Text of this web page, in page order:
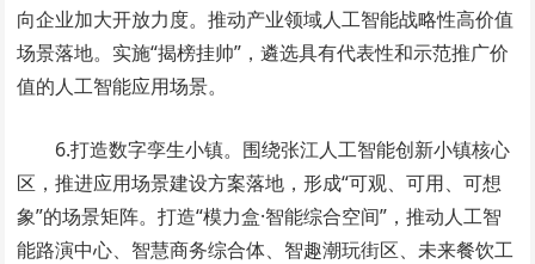
向企业加大开放力度。推动产业领域人工智能战略性高价值
场景落地。实施“揭榜挂帅”，遴选具有代表性和示范推广价
值的人工智能应用场景。
6.打造数字孪生小镇。围绕张江人工智能创新小镇核心
区，推进应用场景建设方案落地，形成“可观、可用、可想
象”的场景矩阵。打造“模力盒·智能综合空间”，推动人工智
能路演中心、智慧商务综合体、智趣潮玩街区、未来餐饮工